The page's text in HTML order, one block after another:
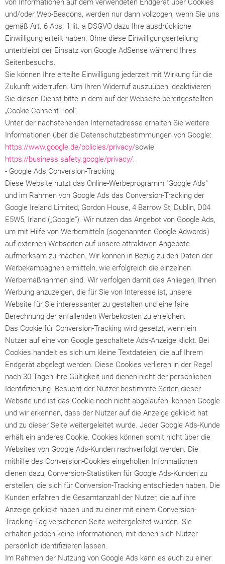
und/oder Web-Beacons, werden nur dann vollzogen, wenn Sie uns
gemäß Art. 6 Abs. 1 lit. a DSGVO dazu Ihre ausdrückliche
Einwilligung erteilt haben. Ohne diese Einwilligungserteilung
unterbleibt der Einsatz von Google AdSense während Ihres
Seitenbesuchs.
Sie können Ihre erteilte Einwilligung jederzeit mit Wirkung für die
Zukunft widerrufen. Um Ihren Widerruf auszuüben, deaktivieren
Sie diesen Dienst bitte in dem auf der Webseite bereitgestellten
„Cookie-Consent-Tool“.
Unter der nachstehenden Internetadresse erhalten Sie weitere
Informationen über die Datenschutzbestimmungen von Google:
https://www.google.de/policies/privacy/sowie
https://business.safety.google/privacy/
- Google Ads Conversion-Tracking
Diese Website nutzt das Online-Werbeprogramm "Google Ads"
und im Rahmen von Google Ads das Conversion-Tracking der
Google Ireland Limited, Gordon House, 4 Barrow St, Dublin, D04
E5W5, Irland („Google“). Wir nutzen das Angebot von Google Ads,
um mit Hilfe von Werbemitteln (sogenannten Google Adwords)
auf externen Webseiten auf unsere attraktiven Angebote
aufmerksam zu machen. Wir können in Bezug zu den Daten der
Werbekampagnen ermitteln, wie erfolgreich die einzelnen
Werbemaßnahmen sind. Wir verfolgen damit das Anliegen, Ihnen
Werbung anzuzeigen, die für Sie von Interesse ist, unsere
Website für Sie interessanter zu gestalten und eine faire
Berechnung der anfallenden Werbekosten zu erreichen.
Das Cookie für Conversion-Tracking wird gesetzt, wenn ein
Nutzer auf eine von Google geschaltete Ads-Anzeige klickt. Bei
Cookies handelt es sich um kleine Textdateien, die auf Ihrem
Endgerät abgelegt werden. Diese Cookies verlieren in der Regel
nach 30 Tagen ihre Gültigkeit und dienen nicht der persönlichen
Identifizierung. Besucht der Nutzer bestimmte Seiten dieser
Website und ist das Cookie noch nicht abgelaufen, können Google
und wir erkennen, dass der Nutzer auf die Anzeige geklickt hat
und zu dieser Seite weitergeleitet wurde. Jeder Google Ads-Kunde
erhält ein anderes Cookie. Cookies können somit nicht über die
Websites von Google Ads-Kunden nachverfolgt werden. Die
mithilfe des Conversion-Cookies eingeholten Informationen
dienen dazu, Conversion-Statistiken für Google Ads-Kunden zu
erstellen, die sich für Conversion-Tracking entschieden haben. Die
Kunden erfahren die Gesamtanzahl der Nutzer, die auf ihre
Anzeige geklickt haben und zu einer mit einem Conversion-
Tracking-Tag versehenen Seite weitergeleitet wurden. Sie
erhalten jedoch keine Informationen, mit denen sich Nutzer
persönlich identifizieren lassen.
Im Rahmen der Nutzung von Google Ads kann es auch zu einer